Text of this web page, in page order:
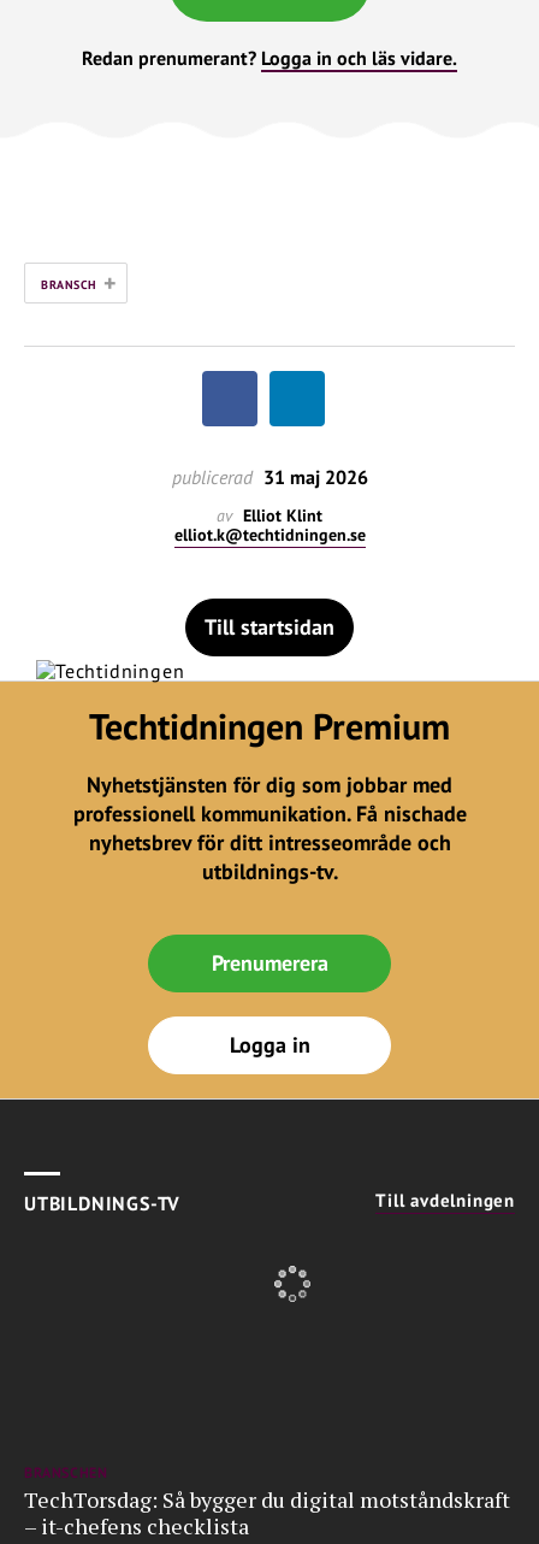
Redan prenumerant? Logga in och läs vidare.
BRANSCH +
publicerad 31 maj 2026
av Elliot Klint
elliot.k@techtidningen.se
Till startsidan
Techtidningen Premium
Nyhetstjänsten för dig som jobbar med
professionell kommunikation. Få nischade
nyhetsbrev för ditt intresseområde och
utbildnings-tv.
Prenumerera
Logga in
UTBILDNINGS-TV Till avdelningen
BRANSCHEN
TechTorsdag: Så bygger du digital motståndskraft
– it-chefens checklista